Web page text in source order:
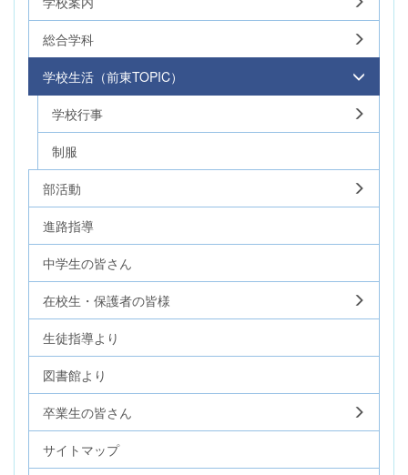
総合学科
学校生活（前東TOPIC）
学校行事
制服
部活動
進路指導
中学生の皆さん
在校生・保護者の皆様
生徒指導より
図書館より
卒業生の皆さん
サイトマップ